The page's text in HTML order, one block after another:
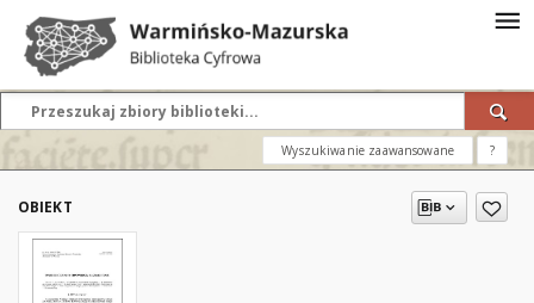
Wyszukiwanie zaawansowane ?
OBIEKT